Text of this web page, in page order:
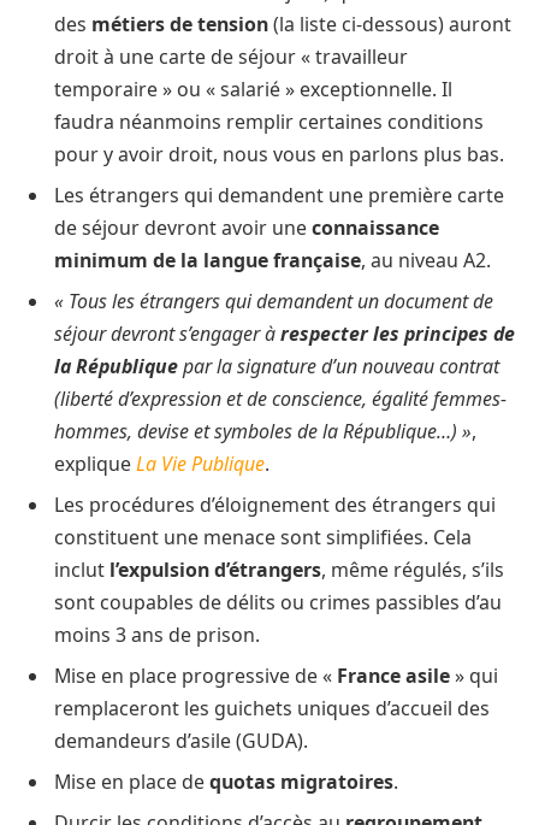
des métiers de tension(la liste ci-dessous) auront
droit à une carte de séjour « travailleur
temporaire » ou « salarié » exceptionnelle. Il
faudra néanmoins remplir certaines conditions
pour y avoir droit, nous vous en parlons plus bas.
Les étrangers qui demandent une première carte
de séjour devront avoir uneconnaissance
minimum de la langue française, au niveau A2.
« Tous les étrangers qui demandent un document de
séjour devront s’engager àrespecter les principes de
la Républiquepar la signature d’un nouveau contrat
(liberté d’expression et de conscience, égalité femmes-
hommes, devise et symboles de la République…) »,
expliqueLa Vie Publique.
Les procédures d’éloignement des étrangers qui
constituent une menace sont simplifiées. Cela
inclut l’expulsion d’étrangers, même régulés, s’ils
sont coupables de délits ou crimes passibles d’au
moins 3 ans de prison.
Mise en place progressive de « France asile» qui
remplaceront les guichets uniques d’accueil des
demandeurs d’asile (GUDA).
Mise en place dequotas migratoires.